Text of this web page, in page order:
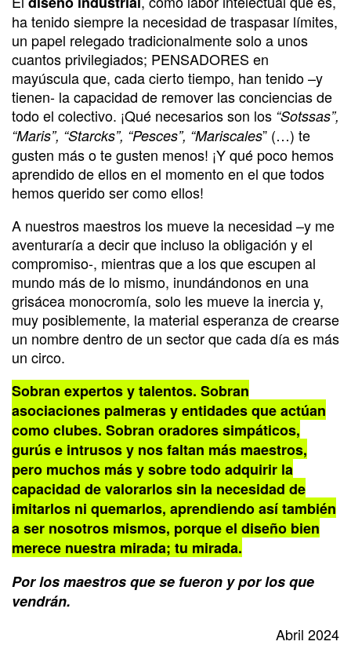
ha tenido siempre la necesidad de traspasar límites,
un papel relegado tradicionalmente solo a unos
cuantos privilegiados; PENSADORES en
mayúscula que, cada cierto tiempo, han tenido –y
tienen- la capacidad de remover las conciencias de
todo el colectivo. ¡Qué necesarios son los “Sotssas”,
“Maris”, “Starcks”, “Pesces”, “Mariscales” (…) te
gusten más o te gusten menos! ¡Y qué poco hemos
aprendido de ellos en el momento en el que todos
hemos querido ser como ellos!
A nuestros maestros los mueve la necesidad –y me
aventuraría a decir que incluso la obligación y el
compromiso-, mientras que a los que escupen al
mundo más de lo mismo, inundándonos en una
grisácea monocromía, solo les mueve la inercia y,
muy posiblemente, la material esperanza de crearse
un nombre dentro de un sector que cada día es más
un circo.
Sobran expertos y talentos. Sobran
asociaciones palmeras y entidades que actúan
como clubes. Sobran oradores simpáticos,
gurús e intrusos y nos faltan más maestros,
pero muchos más y sobre todo adquirir la
capacidad de valorarlos sin la necesidad de
imitarlos ni quemarlos, aprendiendo así también
a ser nosotros mismos, porque el diseño bien
merece nuestra mirada; tu mirada.
Por los maestros que se fueron y por los que
vendrán.
Abril 2024